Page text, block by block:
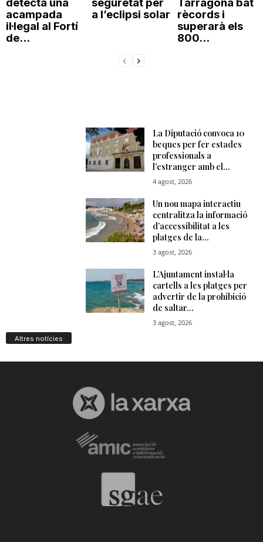
acampada
il·legal al Fortí
de...
a l’eclipsi solar
rècords i
superarà els
800...
Altres notícies